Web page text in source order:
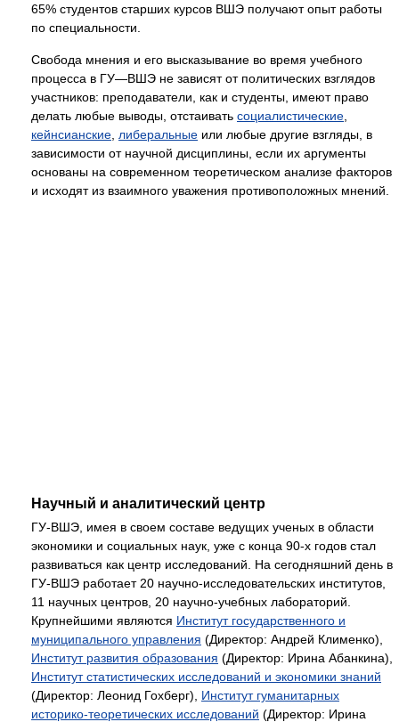
65% студентов старших курсов ВШЭ получают опыт работы
по специальности.
Свобода мнения и его высказывание во время учебного
процесса в ГУ—ВШЭ не зависят от политических взглядов
участников: преподаватели, как и студенты, имеют право
делать любые выводы, отстаивать социалистические
кейнсианские либеральные или любые другие взгляды, в
зависимости от научной дисциплины, если их аргументы
основаны на современном теоретическом анализе факторов
и исходят из взаимного уважения противоположных мнений.
Научный и аналитический центр
ГУ-ВШЭ, имея в своем составе ведущих ученых в области
экономики и социальных наук, уже с конца 90-х годов стал
развиваться как центр исследований. На сегодняшний день в
ГУ-ВШЭ работает 20 научно-исследовательских институтов,
11 научных центров, 20 научно-учебных лабораторий.
Крупнейшими являются Институт государственного и
муниципального управления (Директор: Андрей Клименко),
Институт развития образования (Директор: Ирина Абанкина),
Институт статистических исследований и экономики знаний
(Директор: Леонид Гохберг), Институт гуманитарных
историко-теоретических исследований (Директор: Ирина